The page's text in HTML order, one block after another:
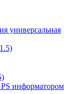
универсальная